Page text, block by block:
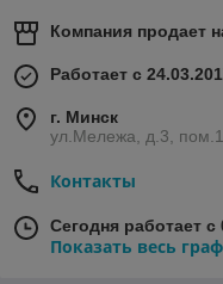
Компания продает
Работает с
г. Минск
ул.Мележа, д.3,
Контакты
Сегодня работает с
Показать весь